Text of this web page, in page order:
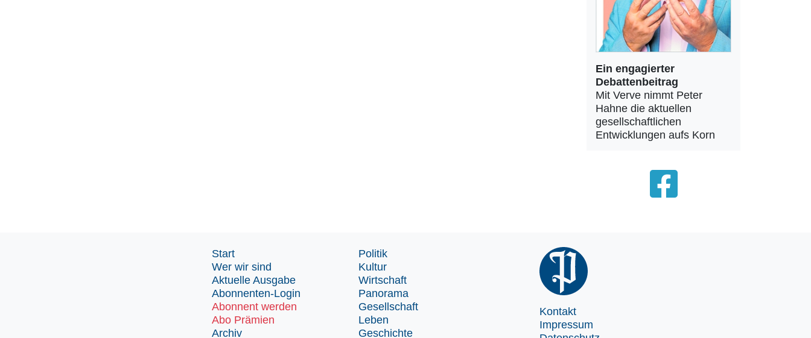
Ein engagierter
Debattenbeitrag
Mit Verve nimmt Peter
Hahne die aktuellen
gesellschaftlichen
Entwicklungen aufs Korn
Start
Wer wir sind
Aktuelle Ausgabe
Abonnenten-Login
Abonnent werden
Abo Prämien
Archiv
Politik
Kultur
Wirtschaft
Panorama
Gesellschaft
Leben
Geschichte
Kontakt
Impressum